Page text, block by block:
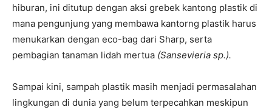
hiburan, ini ditutup dengan aksi grebek kantong plastik di
mana pengunjung yang membawa kantorng plastik harus
menukarkan dengan eco-bag dari Sharp, serta
pembagian tanaman lidah mertua (Sansevieria sp.).
Sampai kini, sampah plastik masih menjadi permasalahan
lingkungan di dunia yang belum terpecahkan meskipun